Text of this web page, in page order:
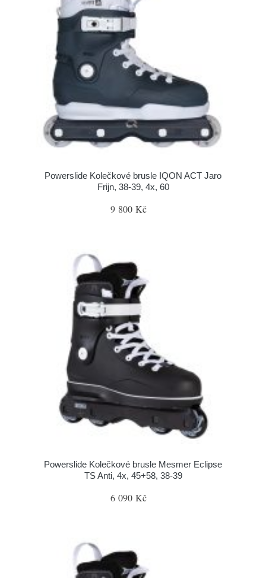
Powerslide Kolečkové brusle IQON ACT Jaro
Frijn, 38-39, 4x, 60
9 800 Kč
Powerslide Kolečkové brusle Mesmer Eclipse
TS Anti, 4x, 45+58, 38-39
6 090 Kč